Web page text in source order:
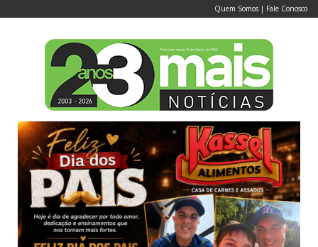
Quem Somos | Fale Conosco